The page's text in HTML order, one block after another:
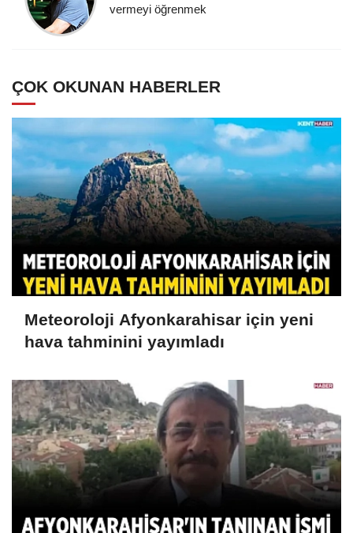
vermeyi öğrenmek
ÇOK OKUNAN HABERLER
Meteoroloji Afyonkarahisar için yeni
hava tahminini yayımladı